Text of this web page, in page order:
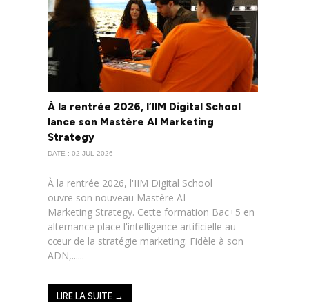
À la rentrée 2026, l’IIM Digital School
lance son Mastère AI Marketing
Strategy
DATE : 02 JUL 2026
À la rentrée 2026, l'IIM Digital School
ouvre son nouveau Mastère AI
Marketing Strategy. Cette formation Bac+5 en
alternance place l'intelligence artificielle au
cœur de la stratégie marketing. Fidèle à son
ADN,......
LIRE LA SUITE →